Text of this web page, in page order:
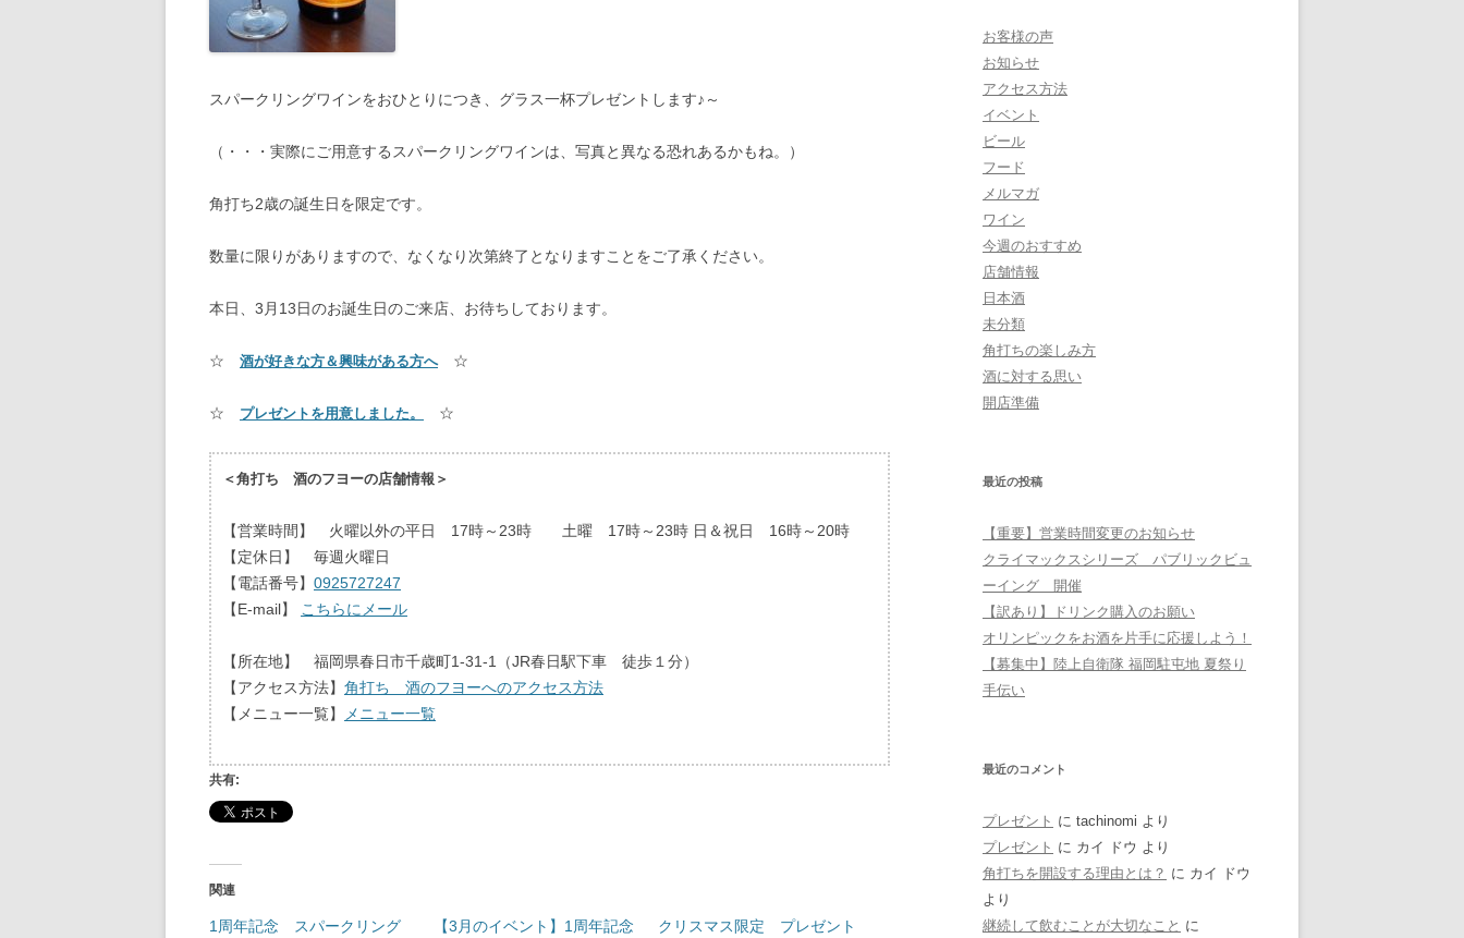
スパークリングワインをおひとりにつき、グラス一杯プレゼントします♪～
（・・・実際にご用意するスパークリングワインは、写真と異なる恐れあるかもね。）
角打ち2歳の誕生日を限定です。
数量に限りがありますので、なくなり次第終了となりますことをご了承ください。
本日、3月13日のお誕生日のご来店、お待ちしております。
☆ 酒が好きな方＆興味がある方へ☆
☆ プレゼントを用意しました。 ☆
＜角打ち 酒のフヨーの店舗情報＞
【営業時間】 火曜以外の平日 17時～23時 土曜 17時～23時 日＆祝日 16時～20時
【定休日】 毎週火曜日
【電話番号】 0925727247
【E-mail】 こちらにメール
【所在地】 福岡県春日市千歳町1-31-1（JR春日駅下車 徒歩１分）
【アクセス方法】 角打ち 酒のフヨーへのアクセス方法
【メニュー一覧】
メニュー一覧
共有:
関連
1周年記念 スパークリング
【3月のイベント】1周年記念
クリスマス限定 プレゼント
お客様の声
お知らせ
アクセス方法
イベント
ビール
フード
メルマガ
ワイン
今週のおすすめ
店舗情報
日本酒
未分類
角打ちの楽しみ方
酒に対する思い
開店準備
最近の投稿
【重要】営業時間変更のお知らせ
クライマックスシリーズ パブリックビュ
ーイング 開催
【訳あり】ドリンク購入のお願い
オリンピックをお酒を片手に応援しよう！
【募集中】陸上自衛隊 福岡駐屯地 夏祭り
手伝い
最近のコメント
プレゼント に tachinomi より
プレゼント に カイ ドウ より
角打ちを開設する理由とは？ に カイ ドウ
より
継続して飲むことが大切なこと に